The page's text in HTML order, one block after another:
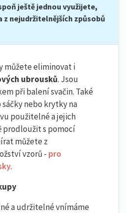
ještě jednou využijete,
z nejudržitelnějších způsobů
můžete eliminovat i
ubrousků. Jsou
při balení svačin. Také
nebo krytky na
použitelné a jejich
s pomocí
můžete z
vzorů - pro
.
a udržitelné vnímáme